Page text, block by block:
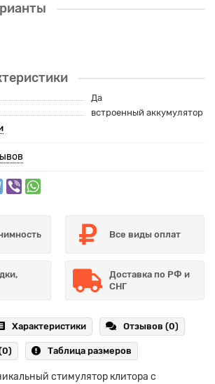
Да
встроенный аккумулятор
Все виды оплат
Доставка по РФ и
СНГ
Характеристики Отзывов (0)
Таблица размеров
стимулятор клитора с